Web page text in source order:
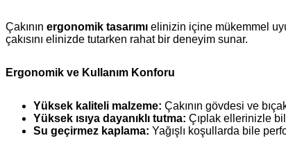
Çakının ergonomik tasarımı elinizin içine mükemmel
çakısını elinizde tutarken rahat bir deneyim sunar.
Ergonomik ve Kullanım Konforu
Yüksek kaliteli malzeme: Çakının gövdesi ve
Yüksek ısıya dayanıklı tutma: Çıplak ellerinizle
Su geçirmez kaplama: Yağışlı koşullarda bile